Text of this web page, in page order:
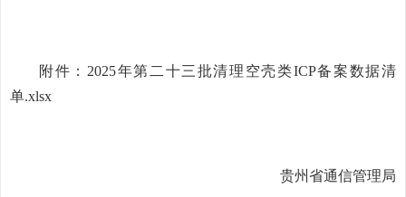
附件：2025年第二十三批清理空壳类ICP备案数据清
单.xlsx
贵州省通信管理局